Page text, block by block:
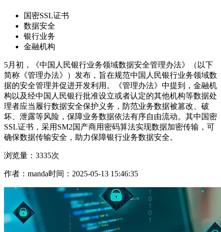
国密SSL证书
数据安全
银行业务
金融机构
5月初，《中国人民银行业务领域数据安全管理办法》（以下
简称《管理办法》）发布，旨在规范中国人民银行业务领域数
据的安全管理并促进开发利用。《管理办法》中提到，金融机
构以及经中国人民银行批准设立或者认定的其他机构等数据处
理者应当履行数据安全保护义务，防范业务数据被篡改、破
坏、泄露等风险，保障业务数据依法有序自由流动。其中国密
SSL证书，采用SM2国产商用密码算法实现数据加密传输，可
确保数据传输安全，助力保障银行业务数据安全。
浏览量：3335次
作者：manda时间：2025-05-13 15:46:35